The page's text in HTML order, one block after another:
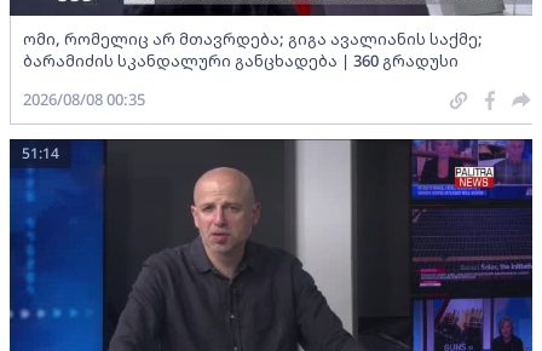
ომი, რომელიც არ მთავრდება; გიგა ავალიანის საქმე;
ბარამიძის სკანდალური განცხადება | 360 გრადუსი
2026/08/08 00:35
51:14